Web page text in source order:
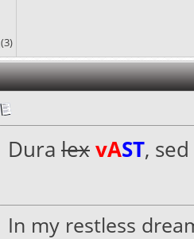
(3)
Dura lexvAST, sed
In my restless